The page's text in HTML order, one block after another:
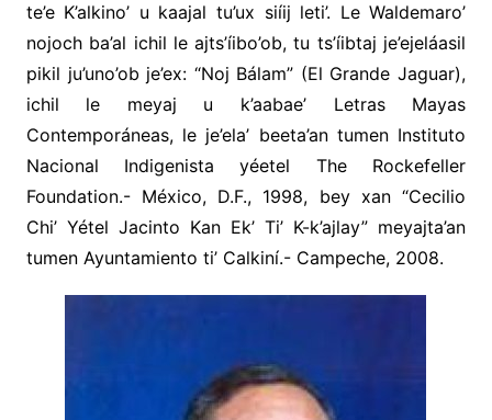
te’e K’alkino’ u kaajal tu’ux siíij leti’. Le Waldemaro’
nojoch ba’al ichil le ajts’íibo’ob, tu ts’íibtaj je’ejeláasil
pikil ju’uno’ob je’ex: “Noj Bálam” (El Grande Jaguar),
ichil le meyaj u k’aabae’ Letras Mayas
Contemporáneas, le je’ela’ beeta’an tumen Instituto
Nacional Indigenista yéetel The Rockefeller
Foundation.- México, D.F., 1998, bey xan “Cecilio
Chi’ Yétel Jacinto Kan Ek’ Ti’ K-k’ajlay” meyajta’an
tumen Ayuntamiento ti’ Calkiní.- Campeche, 2008.